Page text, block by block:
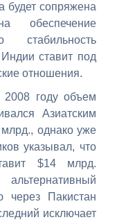
будет сопряжена
обеспечение
стабильность
Индии ставит под
отношения.
году объем
Азиатским
однако уже
указывал, что
$14 млрд.
Пакистан
исключает